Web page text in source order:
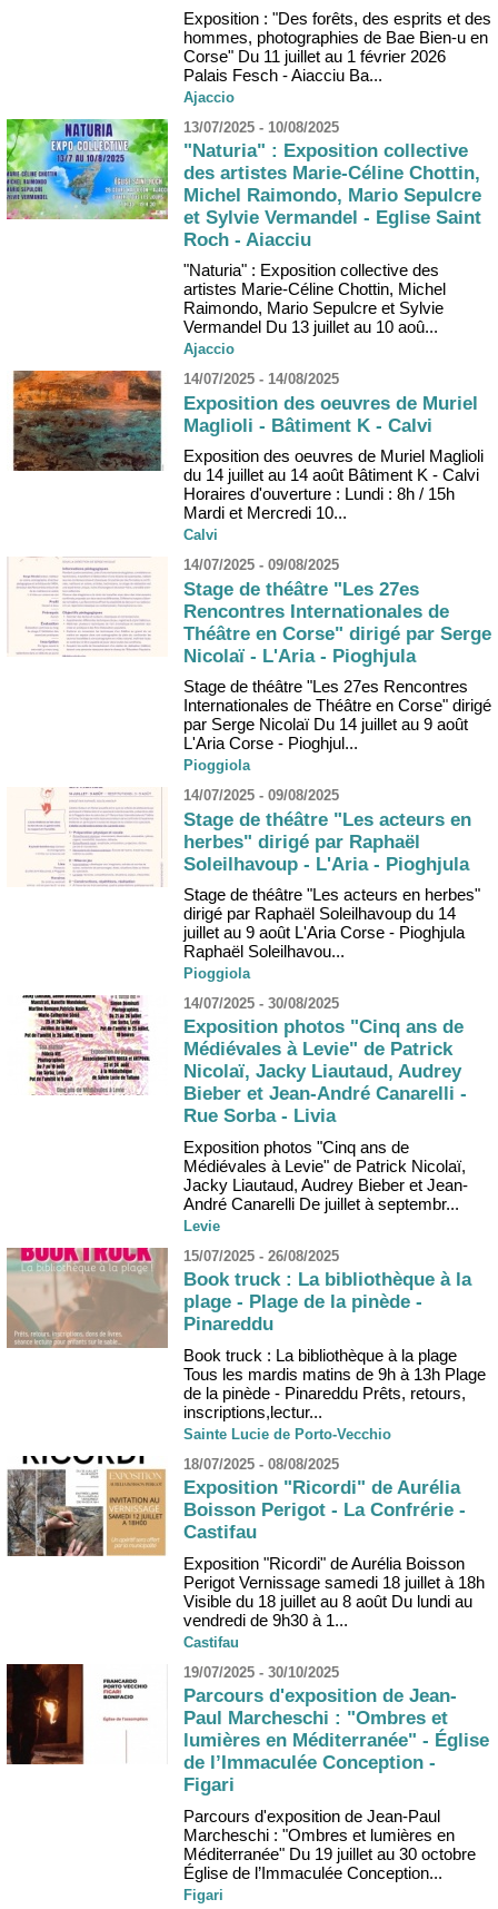
Exposition : "Des forêts, des esprits et des
hommes, photographies de Bae Bien-u en
Corse" Du 11 juillet au 1 février 2026
Palais Fesch - Aiacciu Ba...
Ajaccio
13/07/2025 - 10/08/2025
"Naturia" : Exposition collective
des artistes Marie-Céline Chottin,
Michel Raimondo, Mario Sepulcre
et Sylvie Vermandel - Eglise Saint
Roch - Aiacciu
"Naturia" : Exposition collective des
artistes Marie-Céline Chottin, Michel
Raimondo, Mario Sepulcre et Sylvie
Vermandel Du 13 juillet au 10 aoû...
Ajaccio
14/07/2025 - 14/08/2025
Exposition des oeuvres de Muriel
Maglioli - Bâtiment K - Calvi
Exposition des oeuvres de Muriel Maglioli
du 14 juillet au 14 août Bâtiment K - Calvi
Horaires d'ouverture : Lundi : 8h / 15h
Mardi et Mercredi 10...
Calvi
14/07/2025 - 09/08/2025
Stage de théâtre "Les 27es
Rencontres Internationales de
Théâtre en Corse" dirigé par Serge
Nicolaï - L'Aria - Pioghjula
Stage de théâtre "Les 27es Rencontres
Internationales de Théâtre en Corse" dirigé
par Serge Nicolaï Du 14 juillet au 9 août
L'Aria Corse - Pioghjul...
Pioggiola
14/07/2025 - 09/08/2025
Stage de théâtre "Les acteurs en
herbes" dirigé par Raphaël
Soleilhavoup - L'Aria - Pioghjula
Stage de théâtre "Les acteurs en herbes"
dirigé par Raphaël Soleilhavoup du 14
juillet au 9 août L'Aria Corse - Pioghjula
Raphaël Soleilhavou...
Pioggiola
14/07/2025 - 30/08/2025
Exposition photos "Cinq ans de
Médiévales à Levie" de Patrick
Nicolaï, Jacky Liautaud, Audrey
Bieber et Jean-André Canarelli -
Rue Sorba - Livia
Exposition photos "Cinq ans de
Médiévales à Levie" de Patrick Nicolaï,
Jacky Liautaud, Audrey Bieber et Jean-
André Canarelli De juillet à septembr...
Levie
15/07/2025 - 26/08/2025
Book truck : La bibliothèque à la
plage - Plage de la pinède -
Pinareddu
Book truck : La bibliothèque à la plage
Tous les mardis matins de 9h à 13h Plage
de la pinède - Pinareddu Prêts, retours,
inscriptions,lectur...
Sainte Lucie de Porto-Vecchio
18/07/2025 - 08/08/2025
Exposition "Ricordi" de Aurélia
Boisson Perigot - La Confrérie -
Castifau
Exposition "Ricordi" de Aurélia Boisson
Perigot Vernissage samedi 18 juillet à 18h
Visible du 18 juillet au 8 août Du lundi au
vendredi de 9h30 à 1...
Castifau
19/07/2025 - 30/10/2025
Parcours d'exposition de Jean-
Paul Marcheschi : "Ombres et
lumières en Méditerranée" - Église
de l’Immaculée Conception -
Figari
Parcours d'exposition de Jean-Paul
Marcheschi : "Ombres et lumières en
Méditerranée" Du 19 juillet au 30 octobre
Église de l’Immaculée Conception...
Figari